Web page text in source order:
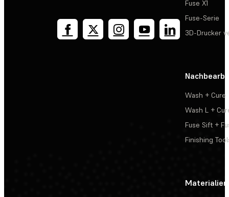
Fuse X1
Fuse-Serie
3D-Drucker
Wash + Cure
Wash L +
Fuse Sift +
Finishing
Materialien